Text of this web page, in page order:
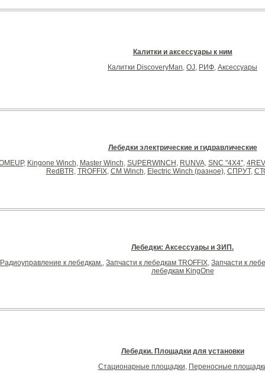
Калитки и аксессуары к ним
Калитки DiscoveryMan, OJ, РИФ, Аксессуары
Лебедки электрические и гидравлические
, Kingone Winch, Master Winch, SUPERWINCH , RUNVA, SNC "4Х4",
RedBTR, TROFFIX, CM Winch, Electric Winch (разное), СПРУТ,
Лебедки: Аксессуары и ЗИП.
Радиоуправление к лебедкам., Запчасти к лебедкам TROFFIX, Запчасти к
лебедкам KingOne
Лебедки. Площадки для установки
Стационарные площадки, Переносные